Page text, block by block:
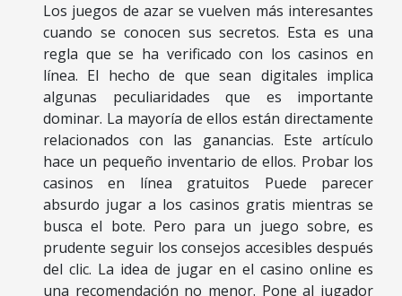
Los juegos de azar se vuelven más interesantes
cuando se conocen sus secretos. Esta es una
regla que se ha verificado con los casinos en
línea. El hecho de que sean digitales implica
algunas peculiaridades que es importante
dominar. La mayoría de ellos están directamente
relacionados con las ganancias. Este artículo
hace un pequeño inventario de ellos. Probar los
casinos en línea gratuitos Puede parecer
absurdo jugar a los casinos gratis mientras se
busca el bote. Pero para un juego sobre, es
prudente seguir los consejos accesibles después
del clic. La idea de jugar en el casino online es
una recomendación no menor. Pone al jugador